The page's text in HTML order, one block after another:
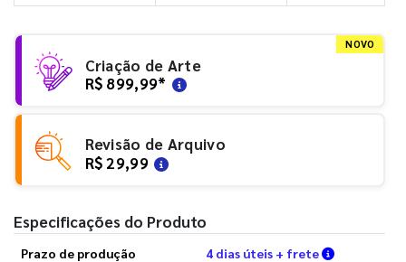
NOVO
Criação de Arte
R$ 899,99*
Revisão de Arquivo
R$ 29,99
Especificações do Produto
Prazo de produção 4 dias úteis + frete Verifique